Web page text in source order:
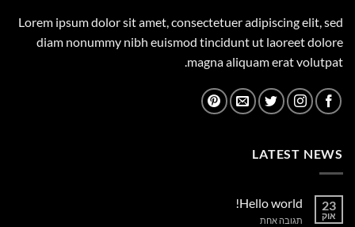
Lorem ipsum dolor sit amet, consectetuer adipiscing elit, sed
diam nonummy nibh euismod tincidunt ut laoreet dolore
magna aliquam erat volutpat.
LATEST NEWS
23
אוק
Hello world!
תגובה אחתעל